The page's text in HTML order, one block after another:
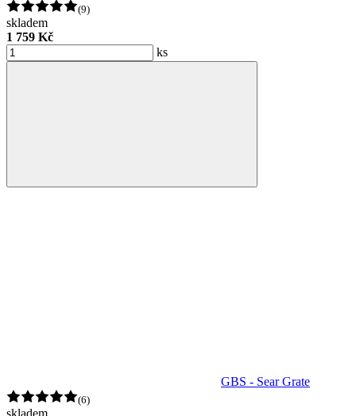
(9)
skladem
1 759 Kč
ks
GBS - Sear Grate
(6)
skladem